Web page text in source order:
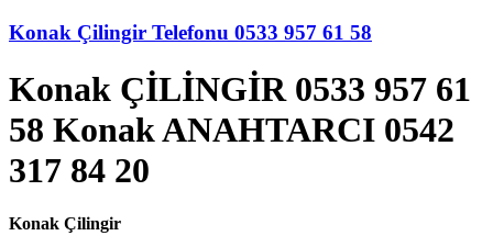
Konak Çilingir Telefonu 0533 957 61 58
Konak ÇİLİNGİR 0533 957 61
58 Konak ANAHTARCI 0542
317 84 20
Konak Çilingir